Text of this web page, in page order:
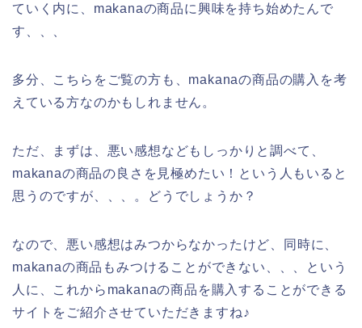
ていく内に、makanaの商品に興味を持ち始めたんで
す、、、
多分、こちらをご覧の方も、makanaの商品の購入を考
えている方なのかもしれません。
ただ、まずは、悪い感想などもしっかりと調べて、
makanaの商品の良さを見極めたい！という人もいると
思うのですが、、、。どうでしょうか？
なので、悪い感想はみつからなかったけど、同時に、
makanaの商品もみつけることができない、、、という
人に、これからmakanaの商品を購入することができる
サイトをご紹介させていただきますね♪